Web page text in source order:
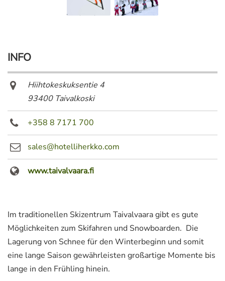
INFO
Hiihtokeskuksentie 4
93400 Taivalkoski
+358 8 7171 700
sales@hotelliherkko.com
www.taivalvaara.fi
Im traditionellen Skizentrum Taivalvaara gibt es gute
Möglichkeiten zum Skifahren und Snowboarden. Die
Lagerung von Schnee für den Winterbeginn und somit
eine lange Saison gewährleisten großartige Momente bis
lange in den Frühling hinein.